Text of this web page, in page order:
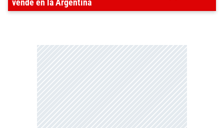
vende en la Argentina